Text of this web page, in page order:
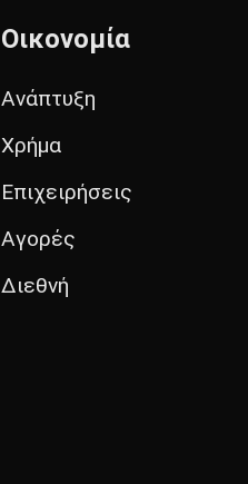
Οικονομία
Ανάπτυξη
Χρήμα
Επιχειρήσεις
Αγορές
Διεθνή